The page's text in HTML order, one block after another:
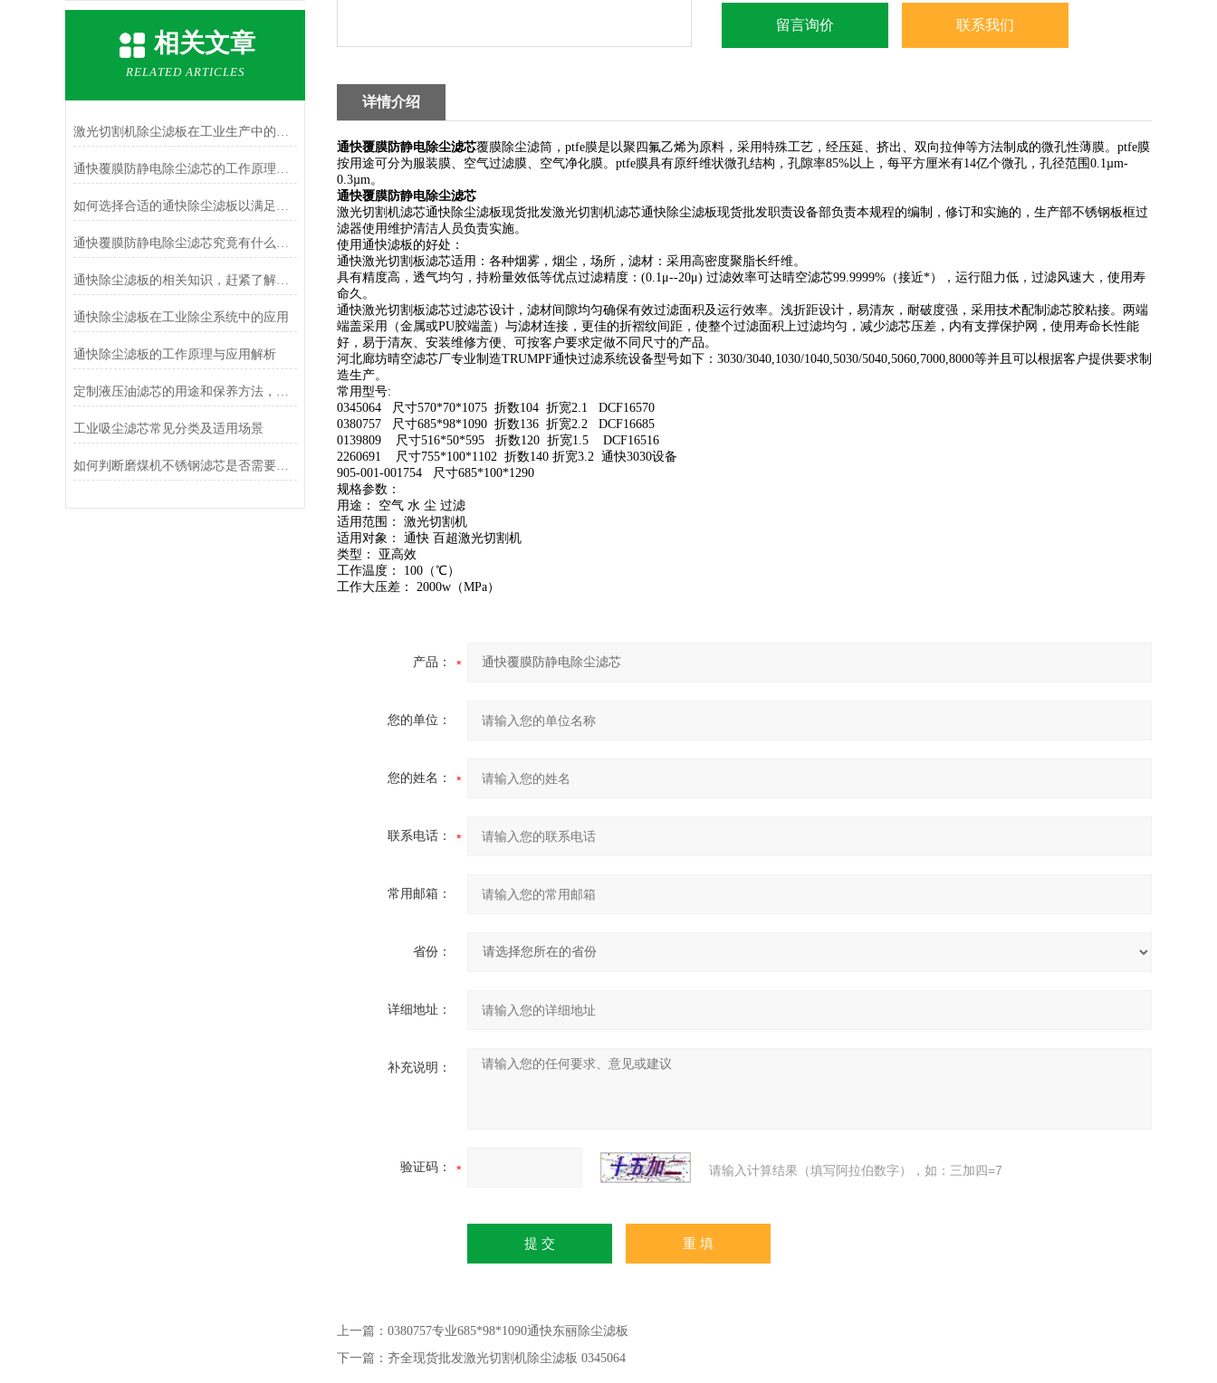
相关文章
RELATED ARTICLES
激光切割机除尘滤板在工业生产中的应用
通快覆膜防静电除尘滤芯的工作原理是什么？
如何选择合适的通快除尘滤板以满足除尘需求？
通快覆膜防静电除尘滤芯究竟有什么特点呢？
通快除尘滤板的相关知识，赶紧了解一下
通快除尘滤板在工业除尘系统中的应用
通快除尘滤板的工作原理与应用解析
定制液压油滤芯的用途和保养方法，不知道这些你就亏了
工业吸尘滤芯常见分类及适用场景
如何判断磨煤机不锈钢滤芯是否需要更换？
留言询价 联系我们
详情介绍
通快覆膜防静电除尘滤芯覆膜除尘滤筒，ptfe膜是以聚四氟乙烯为原料，采用特殊工艺，经压延、挤出、双向拉伸等方法制成的微孔性薄膜。ptfe膜
按用途可分为服装膜、空气过滤膜、空气净化膜。ptfe膜具有原纤维状微孔结构，孔隙率85%以上，每平方厘米有14亿个微孔，孔径范围0.1µm-
0.3µm。
通快覆膜防静电除尘滤芯
激光切割机滤芯通快除尘滤板现货批发激光切割机滤芯通快除尘滤板现货批发职责设备部负责本规程的编制，修订和实施的，生产部不锈钢板框过
滤器使用维护清洁人员负责实施。
使用通快滤板的好处：
通快激光切割板滤芯适用：各种烟雾，烟尘，场所，滤材：采用高密度聚脂长纤维。
具有精度高，透气均匀，持粉量效低等优点过滤精度：(0.1μ--20μ) 过滤效率可达晴空滤芯99.9999%（接近*），运行阻力低，过滤风速大，使用寿
命久。
通快激光切割板滤芯过滤芯设计，滤材间隙均匀确保有效过滤面积及运行效率。浅折距设计，易清灰，耐破度强，采用技术配制滤芯胶粘接。两端
端盖采用（金属或PU胶端盖）与滤材连接，更佳的折褶纹间距，使整个过滤面积上过滤均匀，减少滤芯压差，内有支撑保护网，使用寿命长性能
好，易于清灰、安装维修方便、可按客户要求定做不同尺寸的产品。
河北廊坊晴空滤芯厂专业制造TRUMPF通快过滤系统设备型号如下：3030/3040,1030/1040,5030/5040,5060,7000,8000等并且可以根据客户提供要求制
造生产。
常用型号:
0345064 尺寸570*70*1075 折数104 折宽2.1 DCF16570
0380757 尺寸685*98*1090 折数136 折宽2.2 DCF16685
0139809 尺寸516*50*595 折数120 折宽1.5 DCF16516
2260691 尺寸755*100*1102 折数140 折宽3.2 通快3030设备
905-001-001754 尺寸685*100*1290
规格参数：
用途： 空气 水 尘 过滤
适用范围： 激光切割机
适用对象： 通快 百超激光切割机
类型： 亚高效
工作温度： 100（℃）
工作大压差： 2000w（MPa）
产品：
您的单位：
您的姓名：
联系电话：
常用邮箱：
省份：
详细地址：
补充说明：
验证码： 请输入计算结果（填写阿拉伯数字），如：三加四=7
上一篇： 0380757专业685*98*1090通快东丽除尘滤板
下一篇： 齐全现货批发激光切割机除尘滤板 0345064